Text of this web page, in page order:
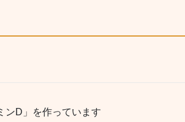
ンD」を作っています